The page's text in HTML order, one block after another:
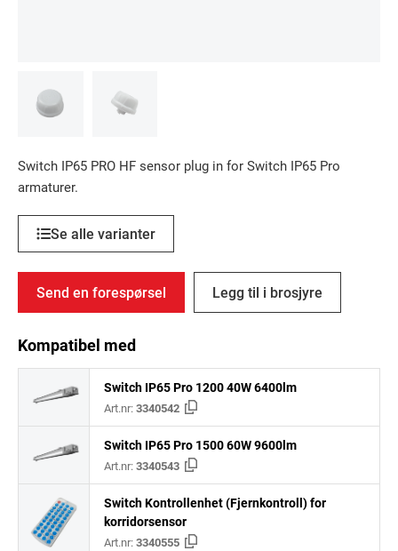
Switch IP65 PRO HF sensor plug in for Switch IP65 Pro
armaturer.
Se alle varianter
Send en forespørsel Legg til i brosjyre
Kompatibel med
Switch IP65 Pro 1200 40W 6400lm
Art.nr:3340542
Switch IP65 Pro 1500 60W 9600lm
Art.nr:3340543
Switch Kontrollenhet (Fjernkontroll) for
korridorsensor
Art.nr:3340555